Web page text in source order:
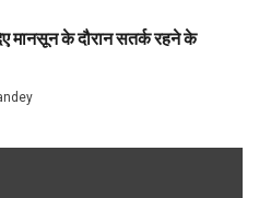
मानसून के दौरान सतर्क रहने के